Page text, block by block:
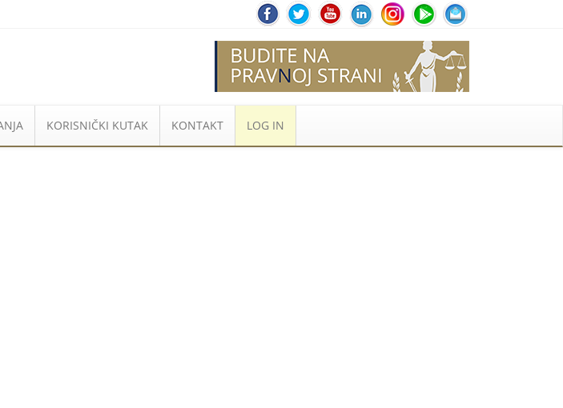
KORISNIČKI KUTAK KONTAKT LOG IN